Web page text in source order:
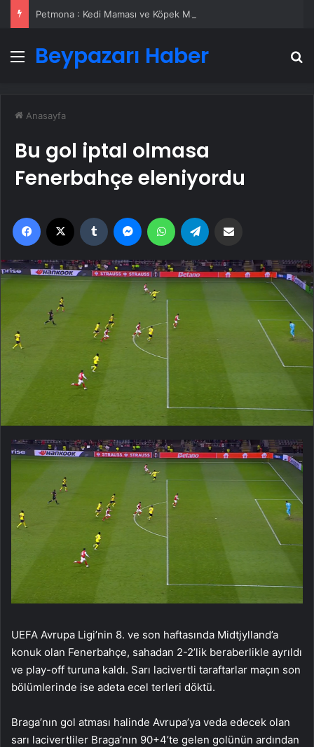
Menü
Beypazarı Haber
Anasayfa
Bu gol iptal olmasa
Fenerbahçe eleniyordu
Facebook Tumblr MessengerWhatsApp
UEFA Avrupa Ligi’nin 8. ve son haftasında Midtjylland’a
konuk olan Fenerbahçe, sahadan 2-2’lik beraberlikle ayrıldı
ve play-off turuna kaldı. Sarı lacivertli taraftarlar maçın son
bölümlerinde ise adeta ecel terleri döktü.
Braga’nın gol atması halinde Avrupa’ya veda edecek olan
sarı lacivertliler Braga’nın 90+4’te gelen golünün ardından